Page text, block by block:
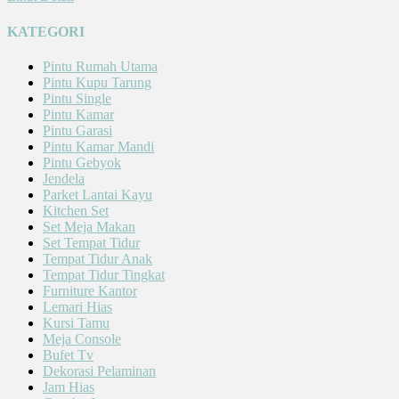
KATEGORI
Pintu Rumah Utama
Pintu Kupu Tarung
Pintu Single
Pintu Kamar
Pintu Garasi
Pintu Kamar Mandi
Pintu Gebyok
Jendela
Parket Lantai Kayu
Kitchen Set
Set Meja Makan
Set Tempat Tidur
Tempat Tidur Anak
Tempat Tidur Tingkat
Furniture Kantor
Lemari Hias
Kursi Tamu
Meja Console
Bufet Tv
Dekorasi Pelaminan
Jam Hias